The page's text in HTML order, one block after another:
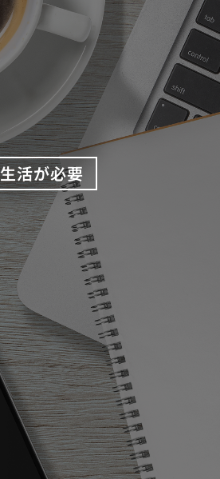
活が必要